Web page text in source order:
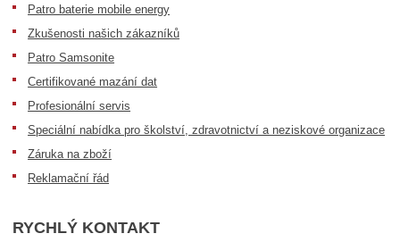
Patro baterie mobile energy
Zkušenosti našich zákazníků
Patro Samsonite
Certifikované mazání dat
Profesionální servis
Speciální nabídka pro školství, zdravotnictví a neziskové organizace
Záruka na zboží
Reklamační řád
RYCHLÝ KONTAKT